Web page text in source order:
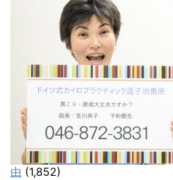
由 (1,852)